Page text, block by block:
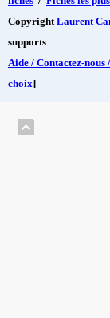
Copyright Laurent
supports
Aide / Contactez-
choix]